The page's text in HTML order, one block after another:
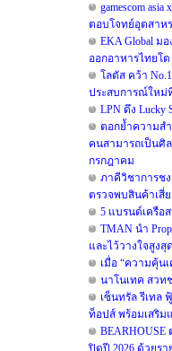
gamescom
ตอบโจทย์อุตสาห
EKA Global ม
ออกอาหารไทยโต
โลตัส คว้า
ประสบการณ์ใหม่ที่
LPN ดึง
ตอกย้ำความสำ
คนสามารถเป็นศิ
กรกฎาคม
ภาคีวิชาการช
ตรวจพบสินค้าเสี่
5 แบรนด์เครือ
TMAN นำ
และไว้วางใจสูงสุด
เมื่อ “ความคุ้น
นาโนเทค สวท
เซ็นทรัล รีเทล
ท็อปส์ พร้อมเสริม
BEARHOUSE
ปิดปี 2026 ด้วยร